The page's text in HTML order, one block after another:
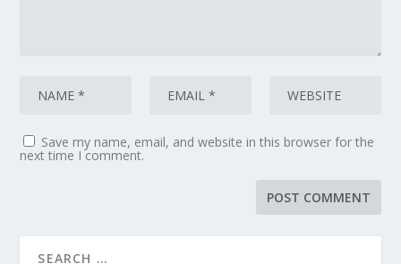
Save my name, email, and website in this browser for the
next time I comment.